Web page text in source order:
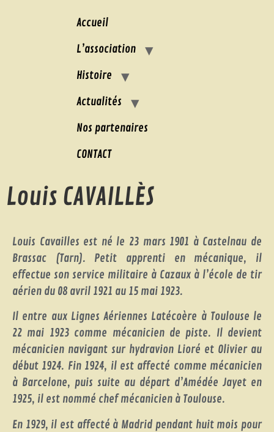
Accueil
L’association
Histoire
Actualités
Nos partenaires
CONTACT
Louis CAVAILLÈS
Louis Cavailles est né le 23 mars 1901 à Castelnau de
Brassac (Tarn). Petit apprenti en mécanique, il
effectue son service militaire à Cazaux à l’école de tir
aérien du 08 avril 1921 au 15 mai 1923.
Il entre aux Lignes Aériennes Latécoère à Toulouse le
22 mai 1923 comme mécanicien de piste. Il devient
mécanicien navigant sur hydravion Lioré et Olivier au
début 1924. Fin 1924, il est affecté comme mécanicien
à Barcelone, puis suite au départ d’Amédée Jayet en
1925, il est nommé chef mécanicien à Toulouse.
En 1929, il est affecté à Madrid pendant huit mois pour